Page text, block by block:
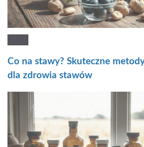
Co na stawy? Skuteczne
dla zdrowia stawów